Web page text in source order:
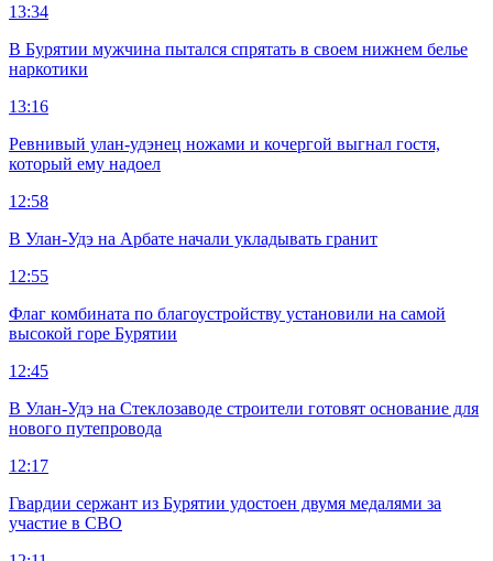
13:34
В Бурятии мужчина пытался спрятать в своем нижнем белье
наркотики
13:16
Ревнивый улан-удэнец ножами и кочергой выгнал гостя,
который ему надоел
12:58
В Улан-Удэ на Арбате начали укладывать гранит
12:55
Флаг комбината по благоустройству установили на самой
высокой горе Бурятии
12:45
В Улан-Удэ на Стеклозаводе строители готовят основание для
нового путепровода
12:17
Гвардии сержант из Бурятии удостоен двумя медалями за
участие в СВО